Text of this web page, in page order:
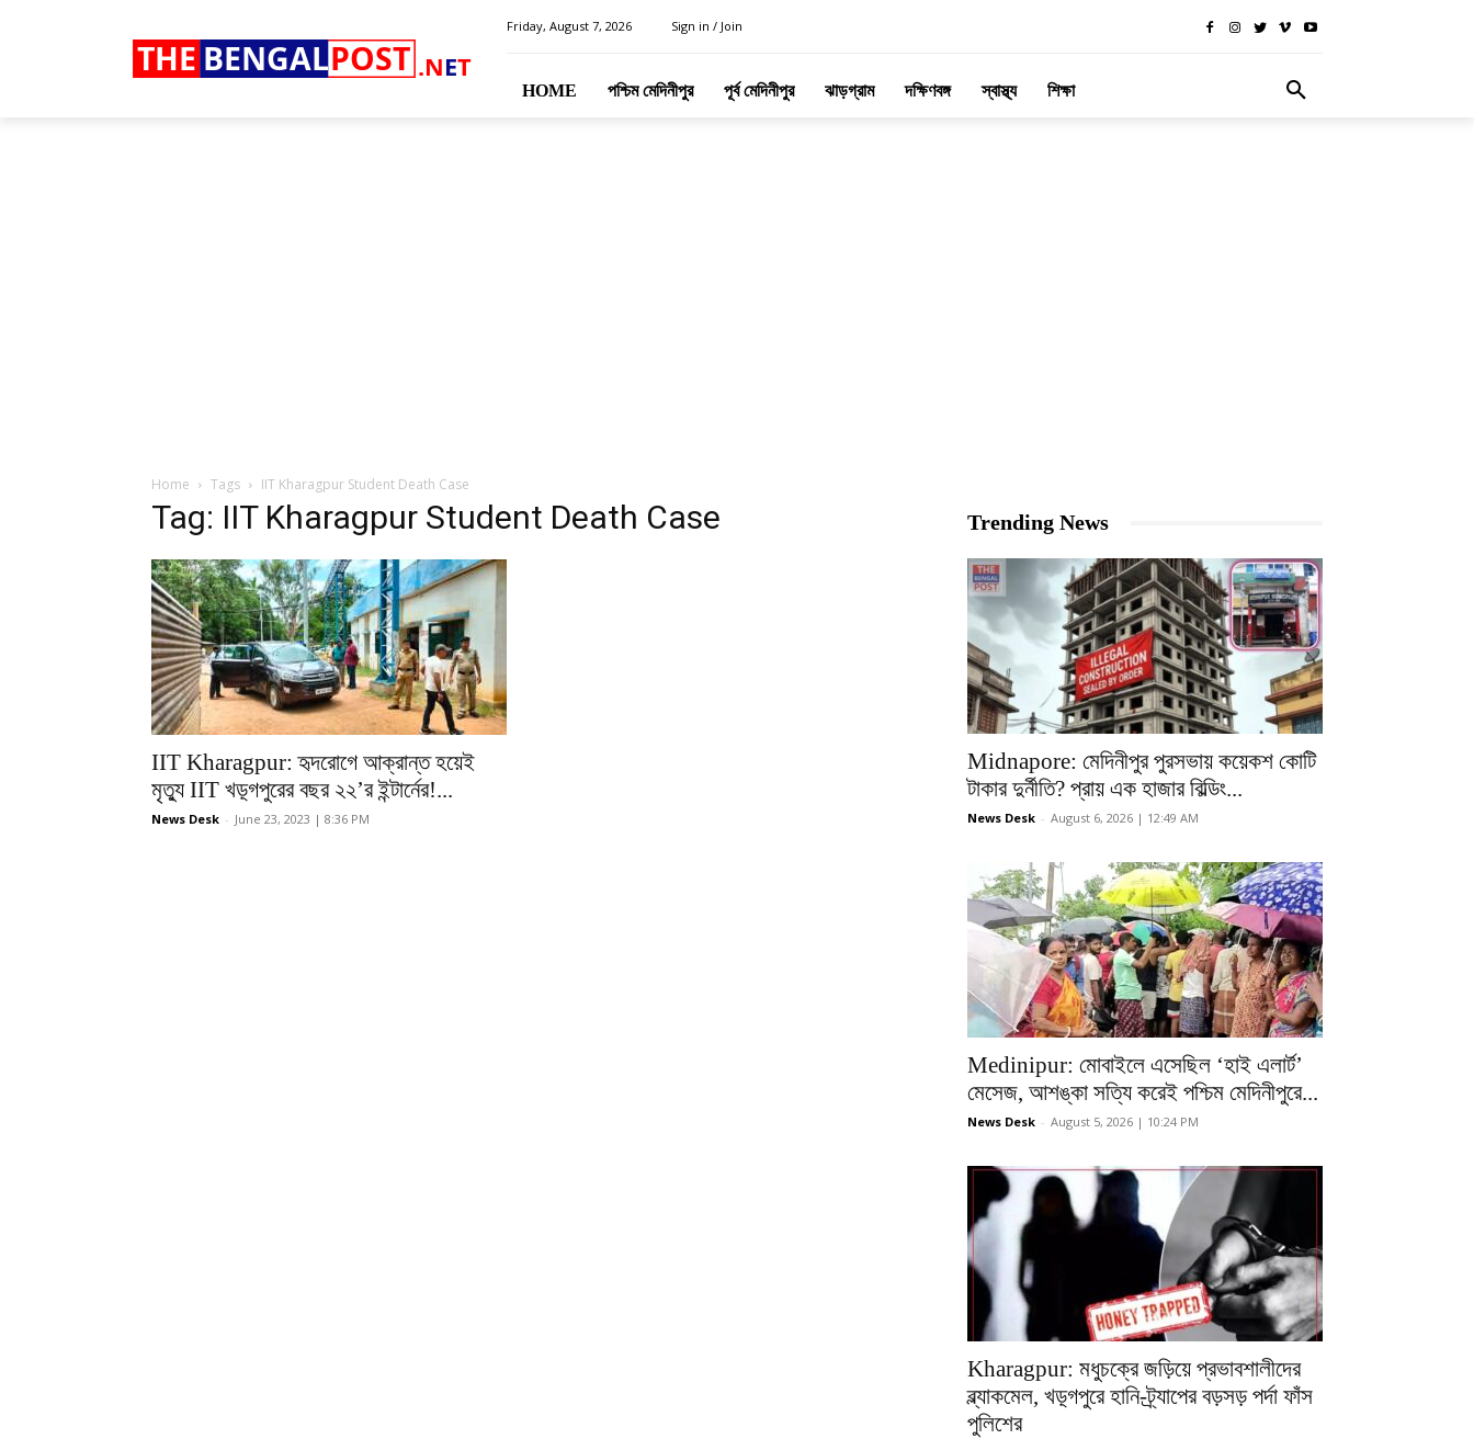
.NET
THE BENGALPOST
Friday, August 7, 2026 Sign in / Join
HOME পশ্চিম মেদিনীপুর পূর্ব মেদিনীপুর ঝাড়গ্রাম দক্ষিণবঙ্গ স্বাস্থ্য শিক্ষা
Home Tags IIT Kharagpur Student Death Case
Tag: IIT Kharagpur Student Death Case
IIT Kharagpur: হৃদরোগে আক্রান্ত হয়েই
মৃত্যু IIT খড়্গপুরের বছর ২২’র ইন্টার্নের!...
News Desk - June 23, 2023 | 8:36 PM
Trending News
Midnapore: মেদিনীপুর পুরসভায় কয়েকশ কোটি
টাকার দুর্নীতি? প্রায় এক হাজার বিল্ডিং...
News Desk - August 6, 2026 | 12:49 AM
Medinipur: মোবাইলে এসেছিল ‘হাই এলার্ট’
মেসেজ, আশঙ্কা সত্যি করেই পশ্চিম মেদিনীপুরে...
News Desk - August 5, 2026 | 10:24 PM
Kharagpur: মধুচক্রে জড়িয়ে প্রভাবশালীদের
ব্ল্যাকমেল, খড়্গপুরে হানি-ট্র্যাপের বড়সড় পর্দা ফাঁস
পুলিশের